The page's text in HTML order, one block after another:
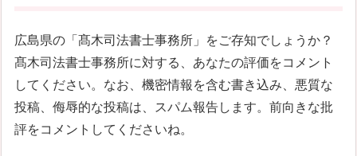
広島県の「髙木司法書士事務所」をご存知でしょうか？
髙木司法書士事務所に対する、あなたの評価をコメント
してください。なお、機密情報を含む書き込み、悪質な
投稿、侮辱的な投稿は、スパム報告します。前向きな批
評をコメントしてくださいね。